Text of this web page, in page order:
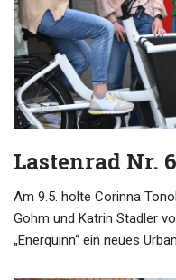
Lastenrad Nr.
Am 9.5. holte Corinna
Gohm und Katrin Stadler
„Enerquinn“ ein neues